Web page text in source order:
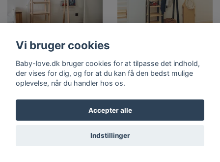
TILFØJ TIL KURV
Duck
Woodworks,
tøjstang med
hylder, natur
Duck
tøjstang med
Vi bruger cookies
Baby-love.dk bruger cookies for at tilpasse det indhold,
der vises for dig, og for at du kan få den bedst mulige
oplevelse, når du handler hos os.
Accepter alle
Indstillinger